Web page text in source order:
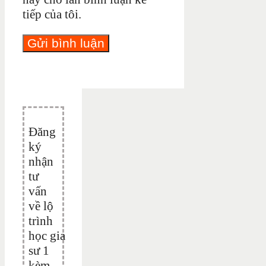
tiếp của tôi.
Đăng
ký
nhận
tư
vấn
về lộ
trình
học gia
sư 1